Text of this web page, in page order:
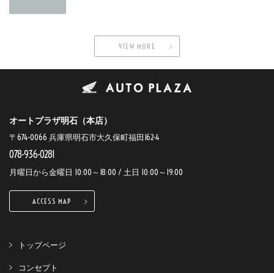
VIEW MORE
オートプラザ明石（本店）
〒674-0066 兵庫県明石市大久保町福田162-4
078-936-0281
月曜日から金曜日 10:00～18:00 / 土日 10:00～19:00
ACCESS MAP
トップページ
コンセプト